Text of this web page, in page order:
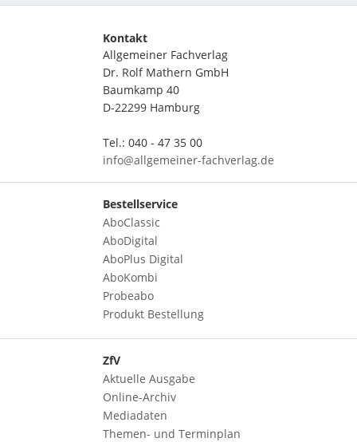
Kontakt
Allgemeiner Fachverlag
Dr. Rolf Mathern GmbH
Baumkamp 40
D-22299 Hamburg
Tel.: 040 - 47 35 00
info@allgemeiner-fachverlag.de
Bestellservice
AboClassic
AboDigital
AboPlus Digital
AboKombi
Probeabo
Produkt Bestellung
ZfV
Aktuelle Ausgabe
Online-Archiv
Mediadaten
Themen- und Terminplan